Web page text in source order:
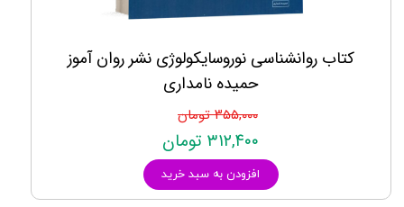
کتاب روانشناسی نوروسایکولوژی نشر روان آموز
حمیده نامداری
۳۵۵,۰۰۰ تومان
۳۱۲,۴۰۰ تومان
افزودن به سبد خرید